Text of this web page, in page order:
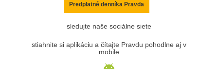
Predplatné denníka Pravda
sledujte naše sociálne siete
stiahnite si aplikáciu a čítajte Pravdu pohodlne aj v
mobile